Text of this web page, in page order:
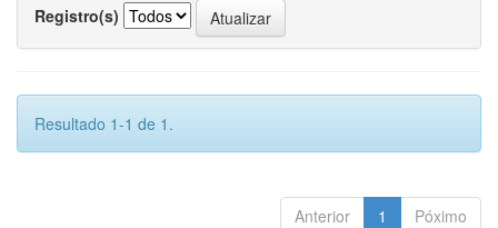
Registro(s)
Resultado 1-1 de 1.
Anterior 1 Póximo